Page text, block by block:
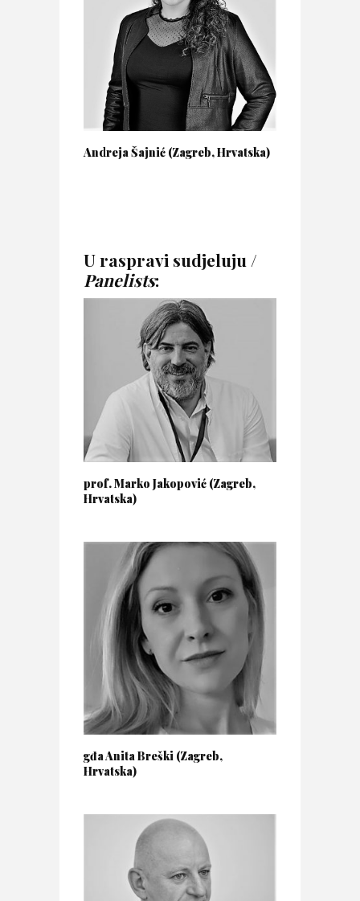
Andreja Šajnić (Zagreb, Hrvatska)
U raspravi sudjeluju /
Panelists:
prof. Marko Jakopović (Zagreb,
Hrvatska)
gđa Anita Breški (Zagreb,
Hrvatska)